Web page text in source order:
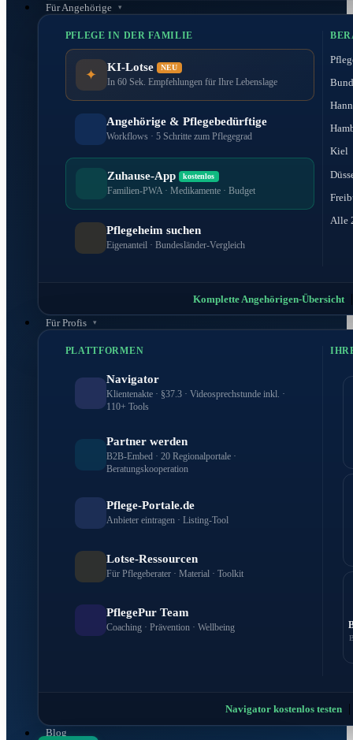
Für Angehörige
PFLEGE IN DER FAMILIE
✦ KI-Lotse NEU
In 60 Sek. Empfehlungen für Ihre Lebenslage
Angehörige & Pflegebedürftige
Workflows · 5 Schritte zum Pflegegrad
Zuhause-App kostenlos
Familien-PWA · Medikamente · Budget
Pflegeheim suchen
Eigenanteil · Bundesländer-Vergleich
Kiel
Alle
Komplette Angehörigen-Übersicht
Für Profis
PLATTFORMEN
Navigator
Klientenakte · §37.3 · Videosprechstunde inkl. ·
110+ Tools
Partner werden
B2B-Embed · 20 Regionalportale ·
Beratungskooperation
Pflege-Portale.de
Anbieter eintragen · Listing-Tool
Lotse-Ressourcen
Für Pflegeberater · Material · Toolkit
PflegePur Team
Coaching · Prävention · Wellbeing
Navigator kostenlos testen
Blog